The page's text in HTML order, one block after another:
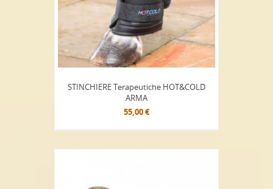
STINCHIERE Terapeutiche HOT&COLD
ARMA
55,00 €